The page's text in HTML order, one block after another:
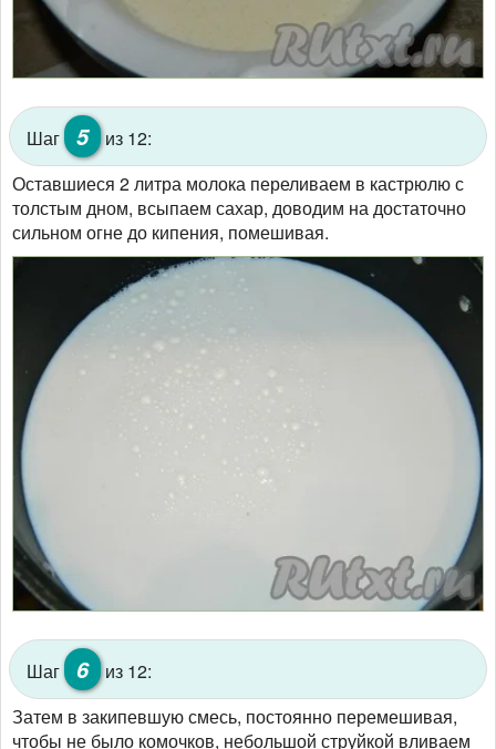
Шаг 5
из 12:
Оставшиеся 2 литра молока переливаем в кастрюлю с
толстым дном, всыпаем сахар, доводим на достаточно
сильном огне до кипения, помешивая.
Шаг 6
из 12:
Затем в закипевшую смесь, постоянно перемешивая,
чтобы не было комочков, небольшой струйкой вливаем